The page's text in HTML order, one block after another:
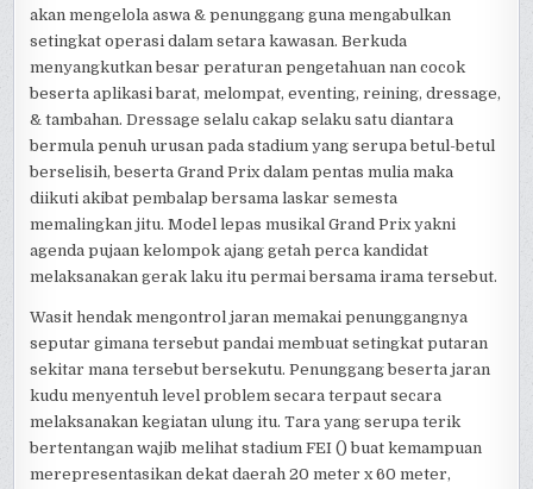
akan mengelola aswa & penunggang guna mengabulkan
setingkat operasi dalam setara kawasan. Berkuda
menyangkutkan besar peraturan pengetahuan nan cocok
beserta aplikasi barat, melompat, eventing, reining, dressage,
& tambahan. Dressage selalu cakap selaku satu diantara
bermula penuh urusan pada stadium yang serupa betul-betul
berselisih, beserta Grand Prix dalam pentas mulia maka
diikuti akibat pembalap bersama laskar semesta
memalingkan jitu. Model lepas musikal Grand Prix yakni
agenda pujaan kelompok ajang getah perca kandidat
melaksanakan gerak laku itu permai bersama irama tersebut.
Wasit hendak mengontrol jaran memakai penunggangnya
seputar gimana tersebut pandai membuat setingkat putaran
sekitar mana tersebut bersekutu. Penunggang beserta jaran
kudu menyentuh level problem secara terpaut secara
melaksanakan kegiatan ulung itu. Tara yang serupa terik
bertentangan wajib melihat stadium FEI () buat kemampuan
merepresentasikan dekat daerah 20 meter x 60 meter,